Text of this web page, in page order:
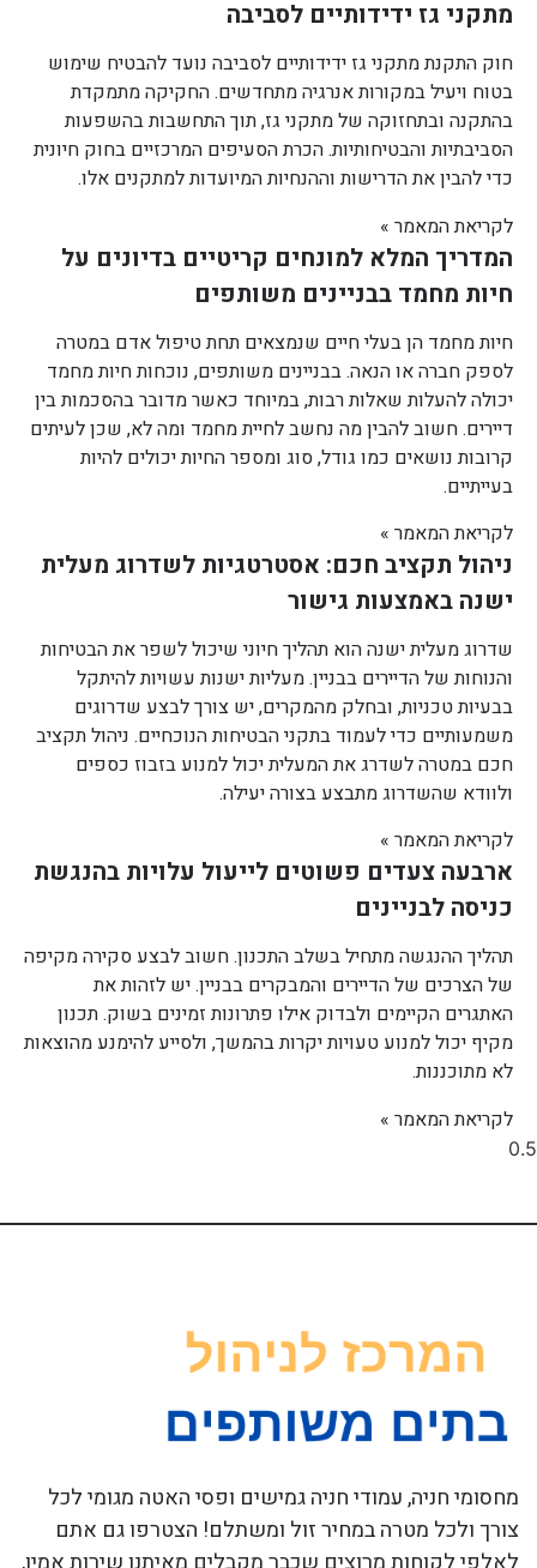
מתקני גז ידידותיים לסביבה
חוק התקנת מתקני גז ידידותיים לסביבה נועד להבטיח שימוש
בטוח ויעיל במקורות אנרגיה מתחדשים. החקיקה מתמקדת
בהתקנה ובתחזוקה של מתקני גז, תוך התחשבות בהשפעות
הסביבתיות והבטיחותיות. הכרת הסעיפים המרכזיים בחוק חיונית
כדי להבין את הדרישות וההנחיות המיועדות למתקנים אלו.
לקריאת המאמר »
המדריך המלא למונחים קריטיים בדיונים על
חיות מחמד בבניינים משותפים
חיות מחמד הן בעלי חיים שנמצאים תחת טיפול אדם במטרה
לספק חברה או הנאה. בבניינים משותפים, נוכחות חיות מחמד
יכולה להעלות שאלות רבות, במיוחד כאשר מדובר בהסכמות בין
דיירים. חשוב להבין מה נחשב לחיית מחמד ומה לא, שכן לעיתים
קרובות נושאים כמו גודל, סוג ומספר החיות יכולים להיות
בעייתיים.
לקריאת המאמר »
ניהול תקציב חכם: אסטרטגיות לשדרוג מעלית
ישנה באמצעות גישור
שדרוג מעלית ישנה הוא תהליך חיוני שיכול לשפר את הבטיחות
והנוחות של הדיירים בבניין. מעליות ישנות עשויות להיתקל
בבעיות טכניות, ובחלק מהמקרים, יש צורך לבצע שדרוגים
משמעותיים כדי לעמוד בתקני הבטיחות הנוכחיים. ניהול תקציב
חכם במטרה לשדרג את המעלית יכול למנוע בזבוז כספים
ולוודא שהשדרוג מתבצע בצורה יעילה.
לקריאת המאמר »
ארבעה צעדים פשוטים לייעול עלויות בהנגשת
כניסה לבניינים
תהליך ההנגשה מתחיל בשלב התכנון. חשוב לבצע סקירה מקיפה
של הצרכים של הדיירים והמבקרים בבניין. יש לזהות את
האתגרים הקיימים ולבדוק אילו פתרונות זמינים בשוק. תכנון
מקיף יכול למנוע טעויות יקרות בהמשך, ולסייע להימנע מהוצאות
לא מתוכננות.
לקריאת המאמר »
מחסומי חניה, עמודי חניה גמישים ופסי האטה מגומי לכל
צורך ולכל מטרה במחיר זול ומשתלם! הצטרפו גם אתם